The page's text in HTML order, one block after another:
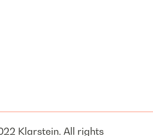
Klarstein. All rights